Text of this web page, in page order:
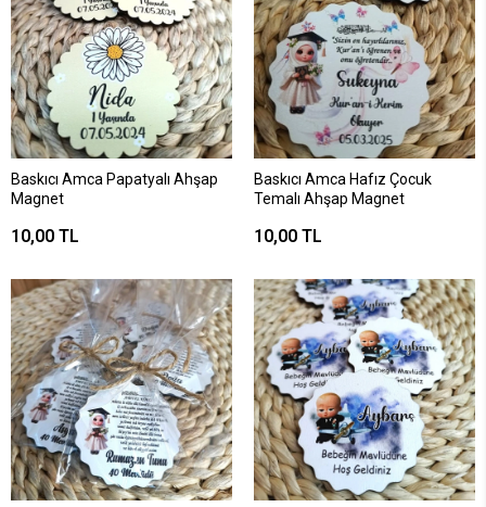
Baskıcı Amca Papatyalı Ahşap
Magnet
10,00 TL
Baskıcı Amca Hafız Çocuk
Temalı Ahşap Magnet
10,00 TL